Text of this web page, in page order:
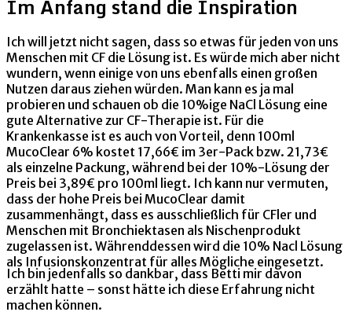
Im Anfang stand die Inspiration
Ich will jetzt nicht sagen, dass so etwas für jeden von uns
Menschen mit CF die Lösung ist. Es würde mich aber nicht
wundern, wenn einige von uns ebenfalls einen großen
Nutzen daraus ziehen würden. Man kann es ja mal
probieren und schauen ob die 10%ige NaCl Lösung eine
gute Alternative zur CF-Therapie ist. Für die
Krankenkasse ist es auch von Vorteil, denn 100ml
MucoClear 6% kostet 17,66€ im 3er-Pack bzw. 21,73€
als einzelne Packung, während bei der 10%-Lösung der
Preis bei 3,89€ pro 100ml liegt. Ich kann nur vermuten,
dass der hohe Preis bei MucoClear damit
zusammenhängt, dass es ausschließlich für CFler und
Menschen mit Bronchiektasen als Nischenprodukt
zugelassen ist. Währenddessen wird die 10% Nacl Lösung
als Infusionskonzentrat für alles Mögliche eingesetzt.
Ich bin jedenfalls so dankbar, dass Betti mir davon
erzählt hatte – sonst hätte ich diese Erfahrung nicht
machen können.